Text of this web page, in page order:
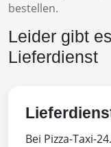
bestellen.
Leider gibt
Lieferdienst
Bei Pizza-Taxi-